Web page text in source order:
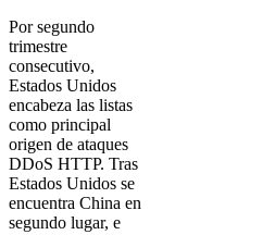
Por segundo
trimestre
consecutivo,
Estados Unidos
encabeza las listas
como principal
origen de ataques
DDoS HTTP. Tras
Estados Unidos se
encuentra China en
segundo lugar, e